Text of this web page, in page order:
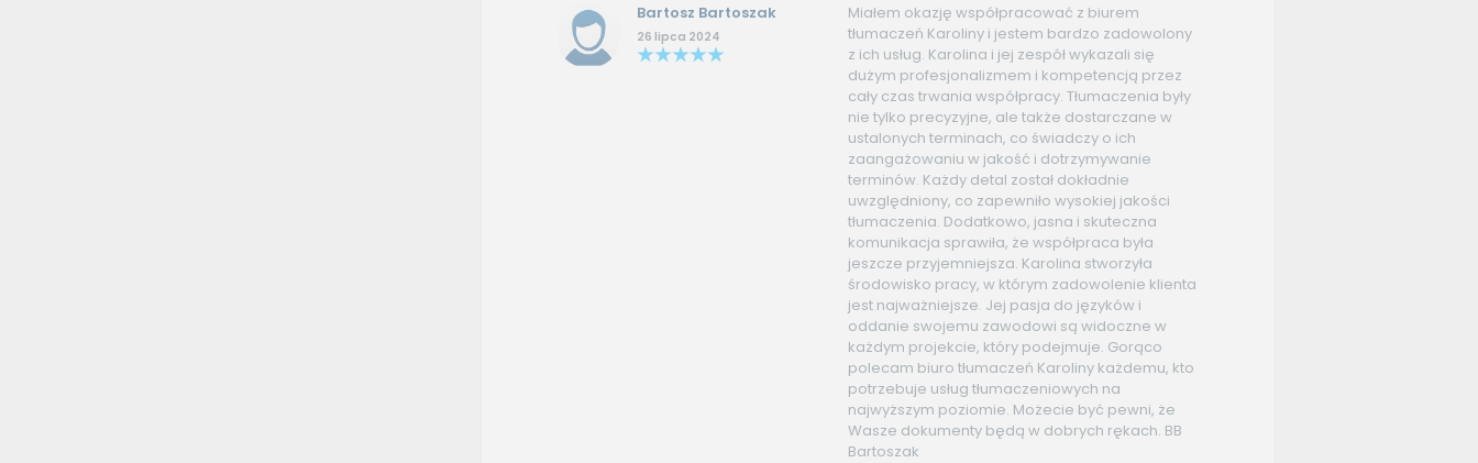
Bartosz Bartoszak
26 lipca 2024
Miałem okazję współpracować z biurem
tłumaczeń Karoliny i jestem bardzo zadowolony
z ich usług. Karolina i jej zespół wykazali się
dużym profesjonalizmem i kompetencją przez
cały czas trwania współpracy. Tłumaczenia były
nie tylko precyzyjne, ale także dostarczane w
ustalonych terminach, co świadczy o ich
zaangażowaniu w jakość i dotrzymywanie
terminów. Każdy detal został dokładnie
uwzględniony, co zapewniło wysokiej jakości
tłumaczenia. Dodatkowo, jasna i skuteczna
komunikacja sprawiła, że współpraca była
jeszcze przyjemniejsza. Karolina stworzyła
środowisko pracy, w którym zadowolenie klienta
jest najważniejsze. Jej pasja do języków i
oddanie swojemu zawodowi są widoczne w
każdym projekcie, który podejmuje. Gorąco
polecam biuro tłumaczeń Karoliny każdemu, kto
potrzebuje usług tłumaczeniowych na
najwyższym poziomie. Możecie być pewni, że
Wasze dokumenty będą w dobrych rękach. BB
Bartoszak